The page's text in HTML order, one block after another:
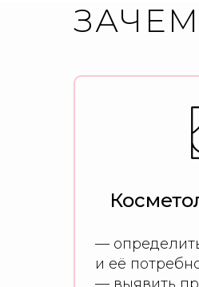
—
и её